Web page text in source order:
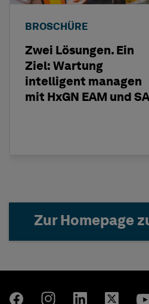
BROSCHÜRE
Zwei Lösungen. Ein
Ziel: Wartung
intelligent managen
mit HxGN EAM und
Zur Homepage